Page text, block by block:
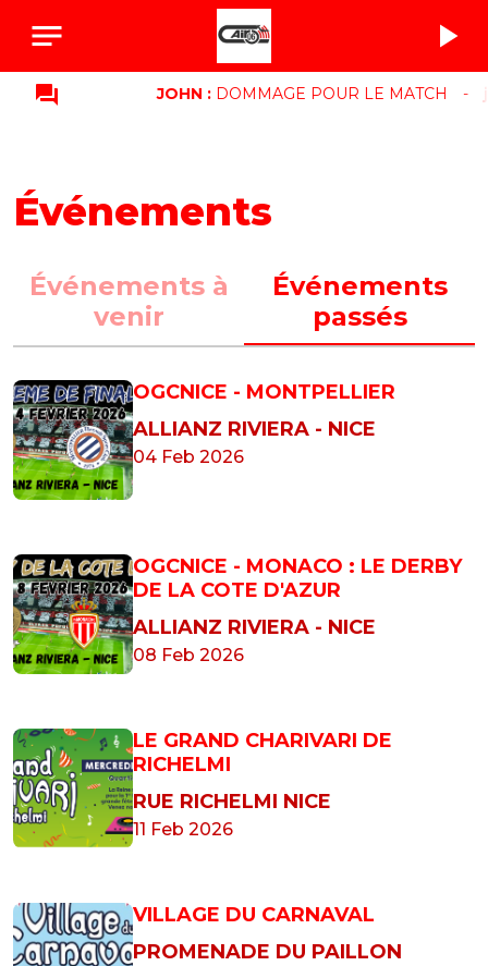
notes play_arrow
question_answer JOHN :DOMMAGE POUR LE MATCH-
Événements
Événements à
venir
Événements
passés
OGCNICE - MONTPELLIER
ALLIANZ RIVIERA - NICE
04 Feb 2026
OGCNICE - MONACO : LE DERBY
DE LA COTE D'AZUR
ALLIANZ RIVIERA - NICE
08 Feb 2026
LE GRAND CHARIVARI DE
RICHELMI
RUE RICHELMI NICE
11 Feb 2026
VILLAGE DU CARNAVAL
PROMENADE DU PAILLON